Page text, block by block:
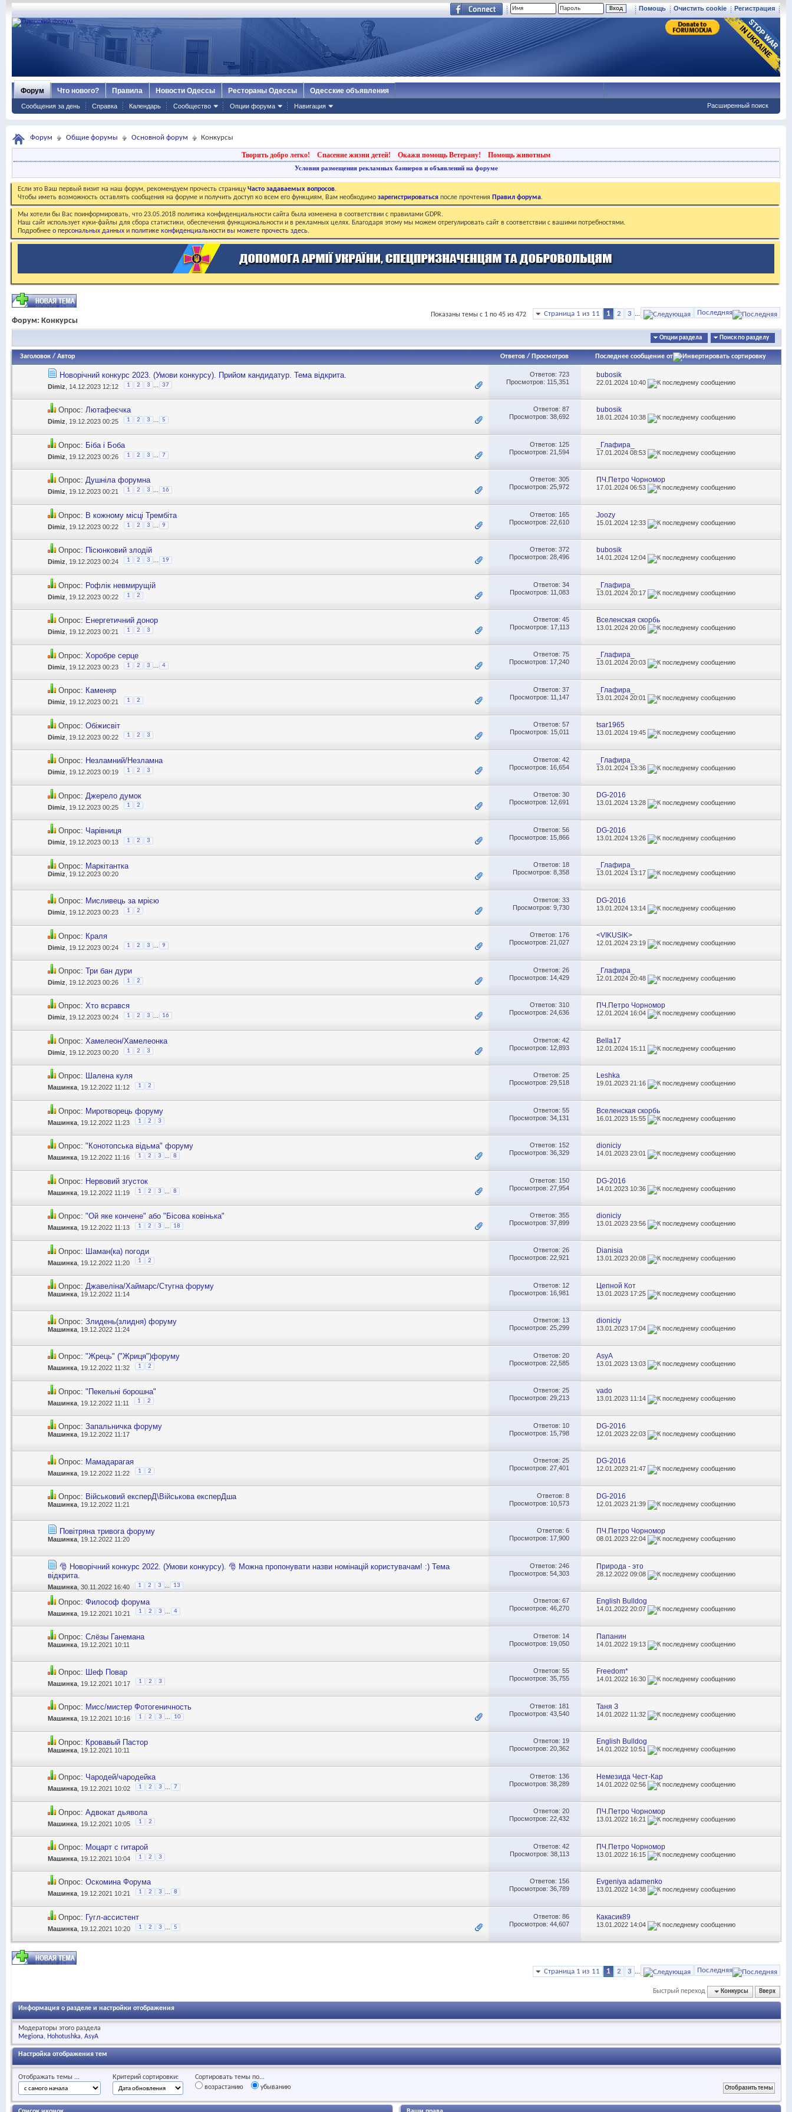
Регистрация
Очистить cookie
Помощь
Форум
Сообщения за день Справка Календарь Сообщество Опции форума Навигация
Что нового? Правила Новости Одессы Рестораны Одессы Одесские объявления
Расширенный поиск
Форум Общие форумы Основной форум Конкурсы
Творить добро легко! Спасение жизни детей! Окажи помощь Ветерану! Помощь животным
Условия размещения рекламных баннеров и объявлений на форуме
Если это Ваш первый визит на наш форум, рекомендуем прочесть страницуЧасто задаваемых вопросов.
Чтобы иметь возможность оставлять сообщения на форуме и получить доступ ко всем его функциям, Вам необходимо зарегистрироваться после прочтения Правил форума.
Мы хотели бы Вас поинформировать, что 23.05.2018 политика конфиденциальности сайта была изменена в соответствии с правилами GDPR.
Наш сайт использует куки-файлы для сбора статистики, обеспечения функциональности и в рекламных целях. Благодаря этому мы можем отрегулировать сайт в соответствии с вашими потребностями.
Подробнее о персональных данных и политике конфиденциальности вы можете прочесть здесь.
Страница 1 из 11 1 2 3 ... Последняя
Показаны темы с 1 по 45 из 472
Форум: Конкурсы
Опции раздела Поиск по разделу
Заголовок / Автор Ответов/ Просмотров Последнее сообщение от
Новорічний конкурс 2023. (Умови конкурсу). Прийом кандидатур. Тема відкрита.
Dimiz , 14.12.2023 12:12 1 2 3 37
Ответов: 723
Просмотров: 115,351
bubosik
22.01.2024 10:40
Опрос: Лютафеєчка
Dimiz , 19.12.2023 00:25 1 2 3 5
Ответов: 87
Просмотров: 38,692
bubosik
18.01.2024 10:38
Опрос: Біба і Боба
Dimiz , 19.12.2023 00:26 1 2 3 7
Ответов: 125
Просмотров: 21,594
_Глафира_
17.01.202408:53
Опрос: Душніла форумна
Dimiz , 19.12.2023 00:21 1 2 3 16
Ответов: 305
Просмотров: 25,972
ПЧ.Петро Чорномор
17.01.202406:53
Опрос: В кожному місці Трембіта
Dimiz , 19.12.2023 00:22 1 2 3 9
Ответов: 165
Просмотров: 22,610
Joozy
15.01.2024 12:33
Опрос: Пісюнковий злодій
Dimiz , 19.12.2023 00:24 1 2 3 19
Ответов: 372
Просмотров: 28,496
bubosik
14.01.2024 12:04
Опрос: Рофлік невмирущій
Dimiz , 19.12.2023 00:22 1 2
Ответов: 34
Просмотров: 11,083
_Глафира_
13.01.202420:17
Опрос: Енергетичний донор
Dimiz , 19.12.2023 00:21 1 2 3
Ответов: 45
Просмотров: 17,113
Вселенская скорбь
13.01.202420:06
Опрос: Хоробре серце
Dimiz , 19.12.2023 00:23 1 2 3 4
Ответов: 75
Просмотров: 17,240
_Глафира_
13.01.202420:03
Опрос: Каменяр
Dimiz , 19.12.2023 00:21 1 2
Ответов: 37
Просмотров: 11,147
_Глафира_
13.01.202420:01
Опрос: Обіжисвіт
Dimiz , 19.12.2023 00:22 1 2 3
Ответов: 57
Просмотров: 15,011
tsar1965
13.01.202419:45
Опрос: Незламний/Незламна
Dimiz , 19.12.2023 00:19 1 2 3
Ответов: 42
Просмотров: 16,654
_Глафира_
13.01.2024 13:36
Опрос: Джерело думок
Dimiz , 19.12.2023 00:25 1 2
Ответов: 30
Просмотров: 12,691
DG-2016
13.01.2024 13:28
Опрос: Чарівниця
Dimiz , 19.12.2023 00:13 1 2 3
Ответов: 56
Просмотров: 15,866
DG-2016
13.01.2024 13:26
Опрос: Маркітантка
Dimiz , 19.12.2023 00:20
Ответов: 18
Просмотров: 8,358
_Глафира_
13.01.2024 13:17
Опрос: Мисливець за мрією
Dimiz , 19.12.2023 00:23 1 2
Ответов: 33
Просмотров: 9,730
DG-2016
13.01.2024 13:14
Опрос: Краля
Dimiz , 19.12.2023 00:24 1 2 3 9
Ответов: 176
Просмотров: 21,027
<VIKUSIK>
12.01.202423:19
Опрос: Три бан дури
Dimiz , 19.12.2023 00:26 1 2
Ответов: 26
Просмотров: 14,429
_Глафира_
12.01.202420:48
Опрос: Хто всрався
Dimiz , 19.12.2023 00:24 1 2 3 16
Ответов: 310
Просмотров: 24,636
ПЧ.Петро Чорномор
12.01.2024 16:04
Опрос: Хамелеон/Хамелеонка
Dimiz , 19.12.2023 00:20 1 2 3
Ответов: 42
Просмотров: 12,893
Bella17
12.01.2024 15:11
Опрос: Шалена куля
Машинка , 19.12.2022 11:12 1 2
Ответов: 25
Просмотров: 29,518
Leshka
19.01.202321:16
Опрос: Миротворець форуму
Машинка , 19.12.2022 11:23 1 2 3
Ответов: 55
Просмотров: 34,131
Вселенская скорбь
16.01.2023 15:55
Опрос: "Конотопська відьма" форуму
Машинка , 19.12.2022 11:16 1 2 3 8
Ответов: 152
Просмотров: 36,329
dioniciy
14.01.202323:01
Опрос: Нервовий згусток
Машинка , 19.12.2022 11:19 1 2 3 8
Ответов: 150
Просмотров: 27,954
DG-2016
14.01.2023 10:36
Опрос: "Ой яке кончене" або "Бісова ковінька"
Машинка , 19.12.2022 11:13 1 2 3 18
Ответов: 355
Просмотров: 37,899
dioniciy
13.01.202323:56
Опрос: Шаман(ка) погоди
Машинка , 19.12.2022 11:20 1 2
Ответов: 26
Просмотров: 22,921
Dianisia
13.01.202320:08
Опрос: Джавеліна/Хаймарс/Стугна форуму
Машинка , 19.12.2022 11:14
Ответов: 12
Просмотров: 16,981
Цепной Кот
13.01.2023 17:25
Опрос: Злидень(злидня) форуму
Машинка , 19.12.2022 11:24
Ответов: 13
Просмотров: 25,299
dioniciy
13.01.2023 17:04
Опрос: "Жрець" ("Жриця")форуму
Машинка , 19.12.2022 11:32 1 2
Ответов: 20
Просмотров: 22,585
AsyA
13.01.2023 13:03
Опрос: "Пекельні борошна"
Машинка , 19.12.2022 11:11 1 2
Ответов: 25
Просмотров: 29,213
vado
13.01.2023 11:14
Опрос: Запальничка форуму
Машинка , 19.12.2022 11:17
Ответов: 10
Просмотров: 15,798
DG-2016
12.01.202322:03
Опрос: Мамадарагая
Машинка , 19.12.2022 11:22 1 2
Ответов: 25
Просмотров: 27,401
DG-2016
12.01.202321:47
Опрос: Військовий експерД\Військова експерДша
Машинка , 19.12.2022 11:21
Ответов: 8
Просмотров: 10,573
DG-2016
12.01.202321:39
Повітряна тривога форуму
Машинка, 19.12.2022 11:20
Ответов: 6
Просмотров: 17,900
ПЧ.Петро Чорномор
08.01.202322:04
🎅 Новорічний конкурс 2022. (Умови конкурсу). 🎅 Можна пропонувати назви номінацій користувачам! :) Тема
відкрита.
Машинка , 30.11.2022 16:40 1 2 3 13
Ответов: 246
Просмотров: 54,303
Природа - это
28.12.202209:08
Опрос: Философ форума
Машинка , 19.12.2021 10:21 1 2 3 ... 4
Ответов: 67
Просмотров: 46,270
English Bulldog
14.01.202220:07
Опрос: Слёзы Ганемана
Машинка , 19.12.2021 10:11
Ответов: 14
Просмотров: 19,050
Папанин
14.01.2022 19:13
Опрос: Шеф Повар
Машинка , 19.12.2021 10:17 1 2 3
Ответов: 55
Просмотров: 35,755
Freedom*
14.01.2022 16:30
Опрос: Мисс/мистер Фотогеничность
Машинка , 19.12.2021 10:16 1 2 3 10
Ответов: 181
Просмотров: 43,540
Таня З
14.01.2022 11:32
Опрос: Кровавый Пастор
Машинка , 19.12.2021 10:11
Ответов: 19
Просмотров: 20,362
English Bulldog
14.01.2022 10:51
Опрос: Чародей/чародейка
Машинка , 19.12.2021 10:02 1 2 3 7
Ответов: 136
Просмотров: 38,289
Немезида Чест-Кар
14.01.202202:56
Опрос: Адвокат дьявола
Машинка , 19.12.2021 10:05 1 2
Ответов: 20
Просмотров: 22,432
ПЧ.Петро Чорномор
13.01.2022 16:21
Опрос: Моцарт с гитарой
Машинка , 19.12.2021 10:04 1 2 3
Ответов: 42
Просмотров: 38,113
ПЧ.Петро Чорномор
13.01.2022 16:15
Опрос: Оскомина Форума
Машинка , 19.12.2021 10:21 1 2 3 8
Ответов: 156
Просмотров: 36,789
Evgeniya adamenko
13.01.2022 14:38
Опрос: Гугл-ассистент
Машинка , 19.12.2021 10:20 1 2 3 5
Ответов: 86
Просмотров: 44,607
Какасик89
13.01.2022 14:04
Страница 1 из 11 1 2 3 ... Последняя
Быстрый переход Конкурсы Вверх
Информация о разделе и настройки отображения
Модераторы этого раздела
Megiona
Hohotushka AsyA
Настройка отображения тем
Отображать темы ... Критерий сортировки:
Сортировать темы по...
возрастанию
убыванию